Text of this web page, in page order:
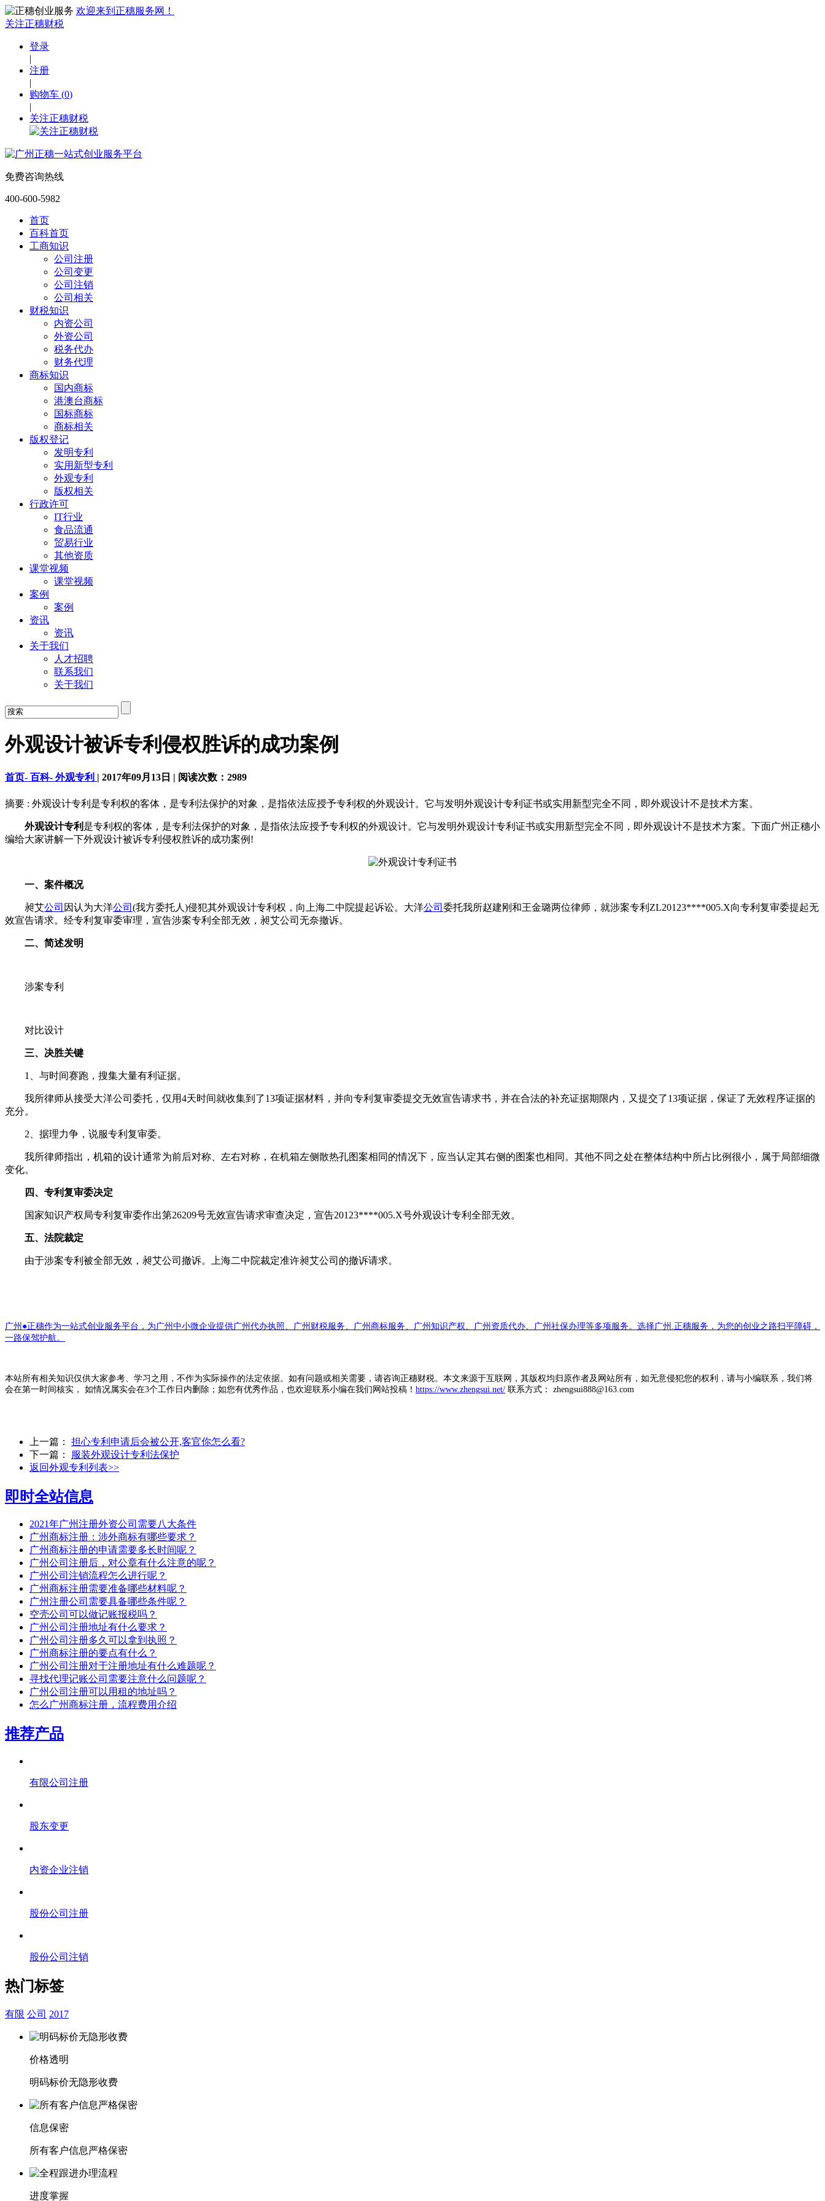
欢迎来到正穗服务网！
关注正穗财税
登录
|
注册
|
购物车 (0)
|
关注正穗财税
免费咨询热线
400-600-5982
首页
百科首页
工商知识
公司注册
公司变更
公司注销
公司相关
财税知识
内资公司
外资公司
税务代办
财务代理
商标知识
国内商标
港澳台商标
国标商标
商标相关
版权登记
发明专利
实用新型专利
外观专利
版权相关
行政许可
IT行业
食品流通
贸易行业
其他资质
课堂视频
课堂视频
案例
案例
资讯
资讯
关于我们
人才招聘
联系我们
关于我们
外观设计被诉专利侵权胜诉的成功案例
首页- 百科- 外观专利 | 2017年09月13日 | 阅读次数： 2989
摘要 : 外观设计专利是专利权的客体，是专利法保护的对象，是指依法应授予专利权的外观设计。它与发明外观设计专利证书或实用新型完全不同，即外观设计不是技术方案。
外观设计专利 是专利权的客体，是专利法保护的对象，是指依法应授予专利权的外观设计。它与发明外观设计专利证书或实用新型完全不同，即外观设计不是技术方案。下面广州正穗小
编给大家讲解一下外观设计被诉专利侵权胜诉的成功案例!
一、案件概况
昶艾公司 因认为大洋公司 (我方委托人)侵犯其外观设计专利权，向上海二中院提起诉讼。大洋公司 委托我所赵建刚和王金璐两位律师，就涉案专利ZL20123****005.X向专利复审委提起无
效宣告请求。经专利复审委审理，宣告涉案专利全部无效，昶艾公司无奈撤诉。
二、简述发明
涉案专利
对比设计
三、决胜关键
1、与时间赛跑，搜集大量有利证据。
我所律师从接受大洋公司委托，仅用4天时间就收集到了13项证据材料，并向专利复审委提交无效宣告请求书，并在合法的补充证据期限内，又提交了13项证据，保证了无效程序证据的
充分。
2、据理力争，说服专利复审委。
我所律师指出，机箱的设计通常为前后对称、左右对称，在机箱左侧散热孔图案相同的情况下，应当认定其右侧的图案也相同。其他不同之处在整体结构中所占比例很小，属于局部细微
变化。
四、专利复审委决定
国家知识产权局专利复审委作出第26209号无效宣告请求审查决定，宣告20123****005.X号外观设计专利全部无效。
五、法院裁定
由于涉案专利被全部无效，昶艾公司撤诉。上海二中院裁定准许昶艾公司的撤诉请求。
广州●正穗作为一站式创业服务平台，为广州中小微企业提供广州代办执照、广州财税服务、广州商标服务、广州知识产权、广州资质代办、广州社保办理等多项服务。选择广州.正穗服务，为您的创业之路扫平障碍，
一路保驾护航。
本站所有相关知识仅供大家参考、学习之用，不作为实际操作的法定依据。如有问题或相关需要，请咨询正穗财税。本文来源于互联网，其版权均归原作者及网站所有，如无意侵犯您的权利，请与小编联系，我们将
会在第一时间核实， 如情况属实会在3个工作日内删除；如您有优秀作品，也欢迎联系小编在我们网站投稿！ https://www.zhengsui.net/ 联系方式： zhengsui888@163.com
上一篇： 担心专利申请后会被公开,客官你怎么看?
下一篇：
服装外观设计专利法保护
返回外观专利列表>>
即时全站信息
2021年广州注册外资公司需要八大条件
广州商标注册：涉外商标有哪些要求？
广州商标注册的申请需要多长时间呢？
广州公司注册后，对公章有什么注意的呢？
广州公司注销流程怎么进行呢？
广州商标注册需要准备哪些材料呢？
广州注册公司需要具备哪些条件呢？
空壳公司可以做记账报税吗？
广州公司注册地址有什么要求？
广州公司注册多久可以拿到执照？
广州商标注册的要点有什么？
广州公司注册对于注册地址有什么难题呢？
寻找代理记账公司需要注意什么问题呢？
广州公司注册可以用租的地址吗？
怎么广州商标注册，流程费用介绍
推荐产品
有限公司注册
股东变更
内资企业注销
股份公司注册
股份公司注销
热门标签
有限 公司 2017
价格透明
明码标价无隐形收费
信息保密
所有客户信息严格保密
进度掌握